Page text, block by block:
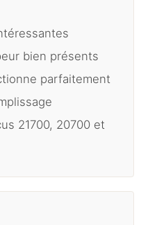
bien présents
parfaitement
21700, 20700 et